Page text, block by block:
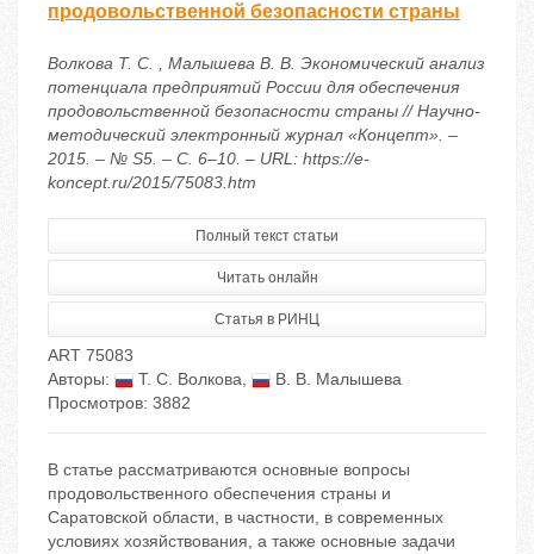
продовольственной безопасности страны
Волкова Т. С. , Малышева В. В. Экономический анализ
потенциала предприятий России для обеспечения
продовольственной безопасности страны // Научно-
методический электронный журнал «Концепт». –
2015. – № S5. – С. 6–10. – URL: https://e-
koncept.ru/2015/75083.htm
Полный текст статьи
Читать онлайн
Статья в РИНЦ
ART 75083
Авторы:
Т. С. Волкова,
В. В. Малышева
Просмотров: 3882
В статье рассматриваются основные вопросы
продовольственного обеспечения страны и
Саратовской области, в частности, в современных
условиях хозяйствования, а также основные задачи